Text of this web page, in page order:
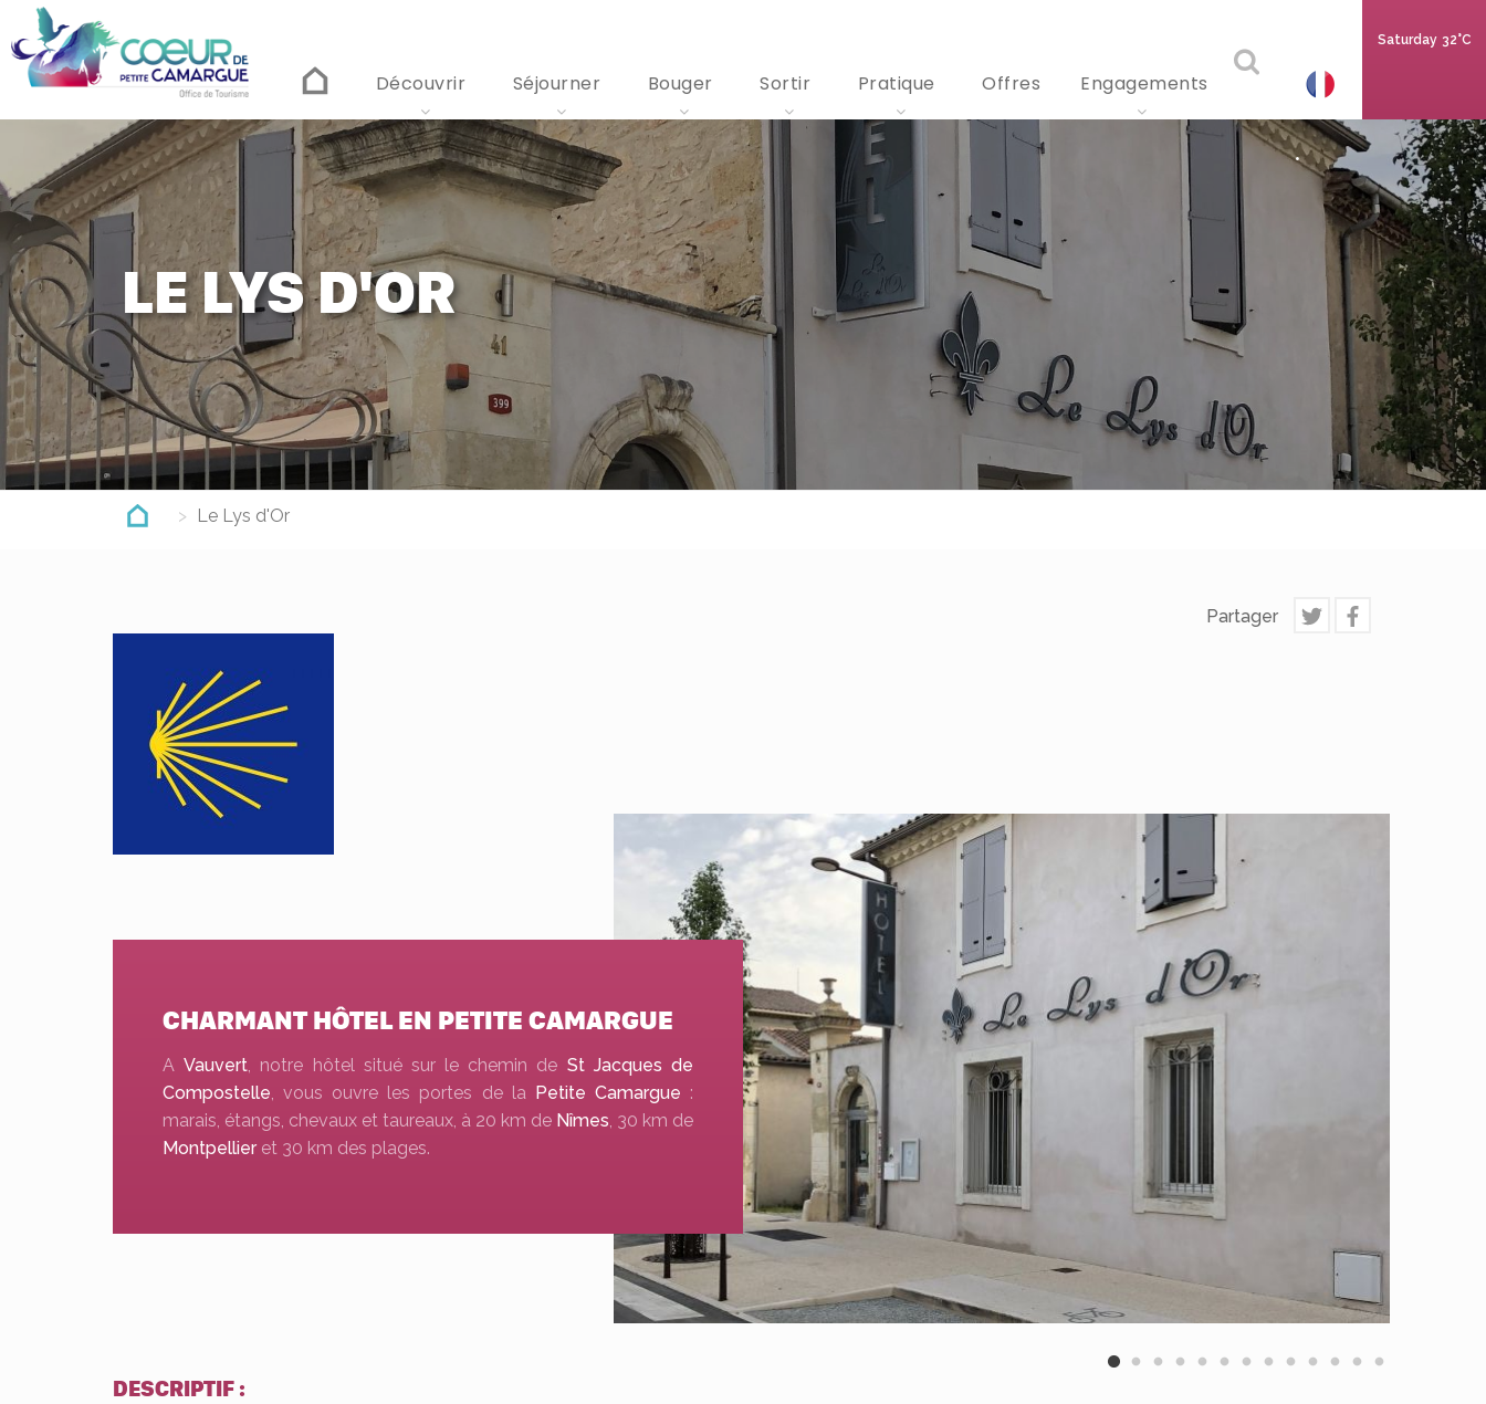
contenu
principal
Découvrir Séjourner Bouger Sortir Pratique Offres Engagements
Saturday 32°C
LE LYS D'OR
Le Lys d'Or
Partager
CHARMANT HÔTEL EN PETITE CAMARGUE
AVauvert, notre hôtel situé sur le chemin de St Jacques de
Compostelle, vous ouvre les portes de la Petite Camargue :
marais, étangs, chevaux et taureaux, à 20 km de Nîmes, 30 km de
Montpellieret 30 km des plages.
DESCRIPTIF :